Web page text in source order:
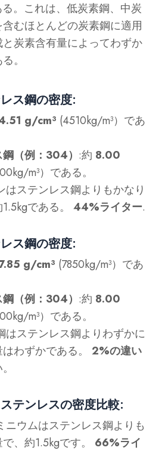
る。これは、低炭素鋼、中炭
むほとんどの炭素鋼に適用
炭素含有量によってわずか
。
ス鋼の密度:
g/cm³ (4510kg/m³）であ
（例：304） :約 8.00
m³）である。
はステンレス鋼よりもかなり
である。44%ライター.
ス鋼の密度:
g/cm³ (7850kg/m³）であ
（例：304） :約 8.00
m³）である。
はステンレス鋼よりわずかに
はわずかである。2%の違い
テンレスの密度比較:
ニウムはステンレス鋼よりも
、約1.5kgです。 66%ライ